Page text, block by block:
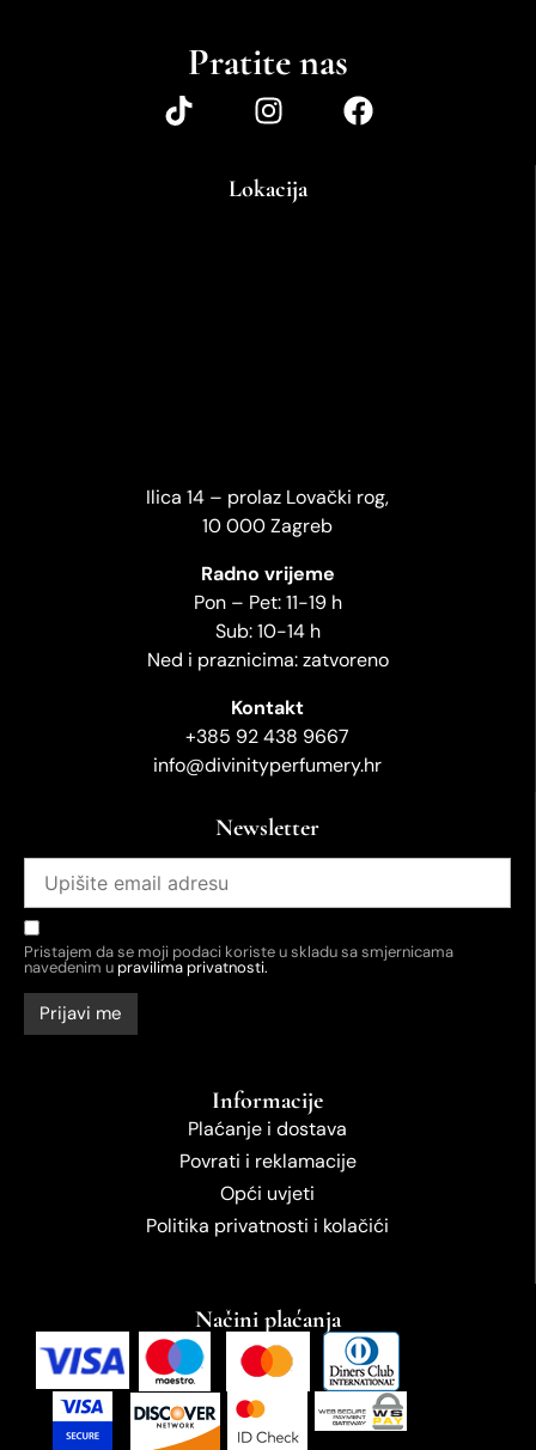
Pratite nas
Lokacija
Ilica 14 – prolaz Lovački rog,
10 000 Zagreb
Radno vrijeme
Pon – Pet: 11-19 h
Sub: 10-14 h
Ned i praznicima: zatvoreno
Kontakt
+385 92 438 9667
info@divinityperfumery.hr
Newsletter
Pristajem da se moji podaci koriste u skladu sa smjernicama
navedenim upravilima privatnosti.
Informacije
Plaćanje i dostava
Povrati i reklamacije
Opći uvjeti
Politika privatnosti i kolačići
Načini plaćanja